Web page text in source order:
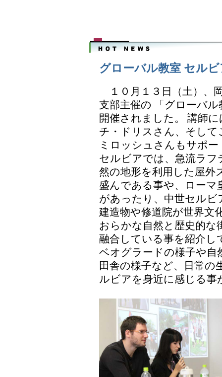
グローバル教室 セル
１０月１３日（土）、
支部主催の 「グローバ
開催されました。 講師
チ・ドリスさん、そして
ミロッシュさんもサポ
セルビアでは、急流ラ
然の地形を利用した屋外
盛んである事や、ロー
があったり、中世セルビ
建造物や修道院が世界文
おらかな自然と歴史的な
融合している事を紹介し
ベオグラードの様子や自
田舎の様子など、日常
ルビアを身近に感じる事